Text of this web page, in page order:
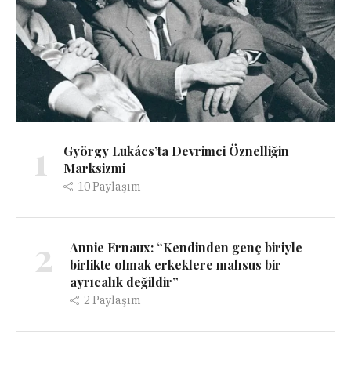
1
György Lukács’ta Devrimci Öznelliğin
Marksizmi
10Paylaşım
2
Annie Ernaux: “Kendinden genç biriyle
birlikte olmak erkeklere mahsus bir
ayrıcalık değildir”
2 Paylaşım